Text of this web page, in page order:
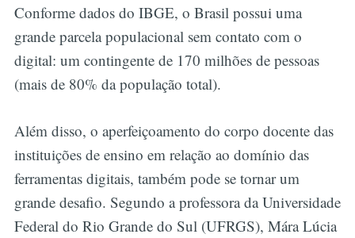
Conforme dados do IBGE, o Brasil possui uma
grande parcela populacional sem contato com o
digital: um contingente de 170 milhões de pessoas
(mais de 80% da população total).
Além disso, o aperfeiçoamento do corpo docente das
instituições de ensino em relação ao domínio das
ferramentas digitais, também pode se tornar um
grande desafio. Segundo a professora da Universidade
Federal do Rio Grande do Sul (UFRGS), Mára Lúcia